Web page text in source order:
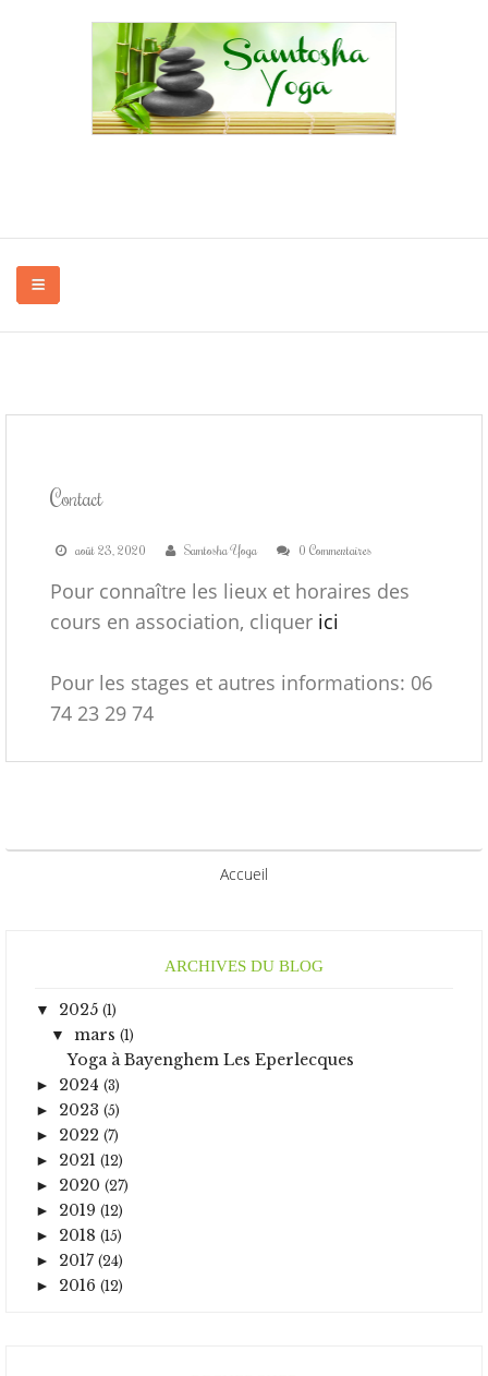
COURS DE YOGA
STAGES DE YOGA
CONTACT
Contact
août 23, 2020 Samtosha Yoga 0 Commentaires
Pour connaître les lieux et horaires des
cours en association, cliquer ici
Pour les stages et autres informations: 06
74 23 29 74
Accueil
ARCHIVES DU BLOG
▼ 2025 (1)
▼ mars(1)
Yoga à Bayenghem Les Eperlecques
► 2024 (3)
► 2023 (5)
► 2022 (7)
► 2021 (12)
► 2020 (27)
► 2019 (12)
► 2018 (15)
► 2017 (24)
► 2016 (12)